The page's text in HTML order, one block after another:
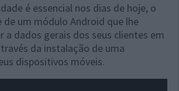
é essencial nos dias de hoje, o
um módulo Android que lhe
a dados gerais dos seus clientes em
da instalação de uma
dispositivos móveis.